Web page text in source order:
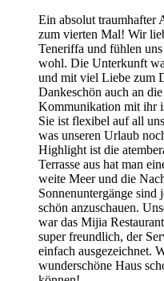
Ein absolut traumhafter
zum vierten Mal! Wir
Teneriffa und fühlen
wohl. Die Unterkunft
und mit viel Liebe zum
Dankeschön auch an
Kommunikation mit ihr
Sie ist flexibel auf all
was unseren Urlaub
Highlight ist die
Terrasse aus hat man
weite Meer und die
Sonnenuntergänge
schön anzuschauen.
war das Mijia
super freundlich, der
einfach ausgezeichnet.
wunderschöne Haus